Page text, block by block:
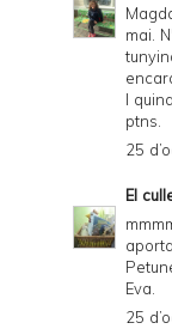
mai.
I
ptns.
25
El
Eva.
25